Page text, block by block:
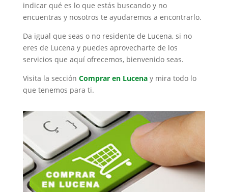
indicar qué es lo que estás buscando y no
encuentras y nosotros te ayudaremos a encontrarlo.
Da igual que seas o no residente de Lucena, si no
eres de Lucena y puedes aprovecharte de los
servicios que aquí ofrecemos, bienvenido seas.
Visita la sección Comprar en Lucenay mira todo lo
que tenemos para ti.